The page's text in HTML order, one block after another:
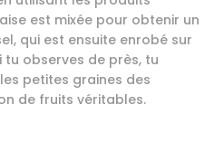
est mixée pour obtenir un
qui est ensuite enrobé sur
tu observes de près, tu
petites graines des
de fruits véritables.